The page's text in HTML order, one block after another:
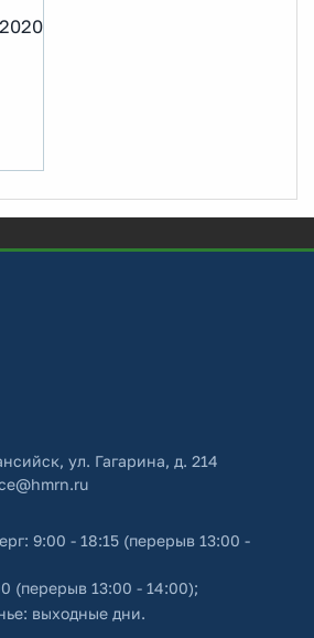
ул. Гагарина, д. 214
9:00 - 18:15 (перерыв 13:00 -
(перерыв 13:00 - 14:00);
выходные дни.